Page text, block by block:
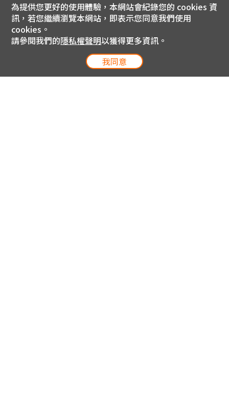
為提供您更好的使用體驗，本網站會紀錄您的 cookies 資
訊，若您繼續瀏覽本網站，即表示您同意我們使用
cookies。
請參閱我們的隱私權聲明以獲得更多資訊。
我同意